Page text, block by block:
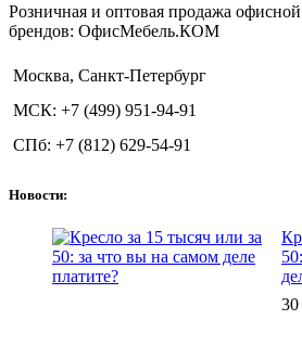
Розничная и оптовая продажа
брендов: ОфисМебель.КОМ
Москва, Санкт-Петербург
МСК: +7 (499) 951-94-91
СПб: +7 (812) 629-54-91
Новости: